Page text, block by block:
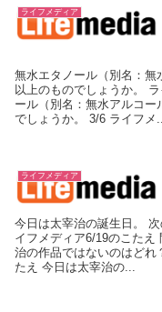
ライフメディア
無水エタノール（別名：無
以上のものでしょうか。
ール（別名：無水アルコ
でしょうか。 3/6 ライフメ...
ライフメディア
今日は太宰治の誕生日。
イフメディア6/19のこた
治の作品ではないのはどれ
たえ 今日は太宰治の...